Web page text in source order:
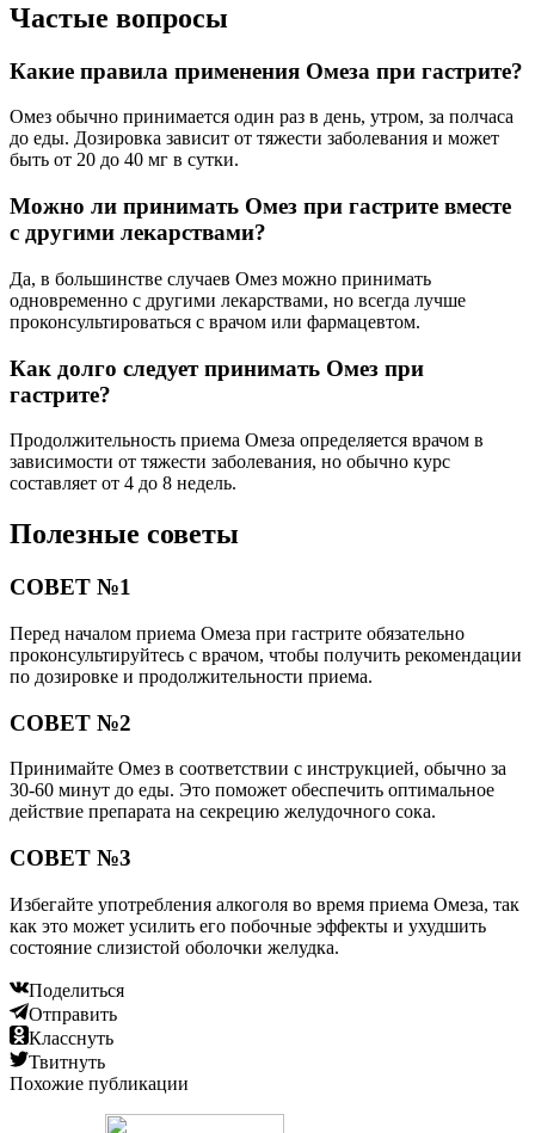
Частые вопросы
Какие правила применения Омеза при гастрите?
Омез обычно принимается один раз в день, утром, за полчаса
до еды. Дозировка зависит от тяжести заболевания и может
быть от 20 до 40 мг в сутки.
Можно ли принимать Омез при гастрите вместе
с другими лекарствами?
Да, в большинстве случаев Омез можно принимать
одновременно с другими лекарствами, но всегда лучше
проконсультироваться с врачом или фармацевтом.
Как долго следует принимать Омез при
гастрите?
Продолжительность приема Омеза определяется врачом в
зависимости от тяжести заболевания, но обычно курс
составляет от 4 до 8 недель.
Полезные советы
СОВЕТ №1
Перед началом приема Омеза при гастрите обязательно
проконсультируйтесь с врачом, чтобы получить рекомендации
по дозировке и продолжительности приема.
СОВЕТ №2
Принимайте Омез в соответствии с инструкцией, обычно за
30-60 минут до еды. Это поможет обеспечить оптимальное
действие препарата на секрецию желудочного сока.
СОВЕТ №3
Избегайте употребления алкоголя во время приема Омеза, так
как это может усилить его побочные эффекты и ухудшить
состояние слизистой оболочки желудка.
Поделиться
Отправить
Класснуть
Твитнуть
Похожие публикации